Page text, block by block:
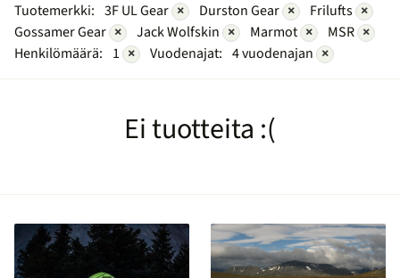
Tuotemerkki: 3F UL Gear × Durston Gear × Frilufts ×
Gossamer Gear × Jack Wolfskin × Marmot × MSR ×
Henkilömäärä: 1 × Vuodenajat: 4 vuodenajan ×
Ei tuotteita :(